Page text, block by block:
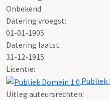
Onbekend
Datering vroegst:
01-01-1905
Datering laatst:
31-12-1915
Licentie:
Publiek
Uitleg auteursrechten: